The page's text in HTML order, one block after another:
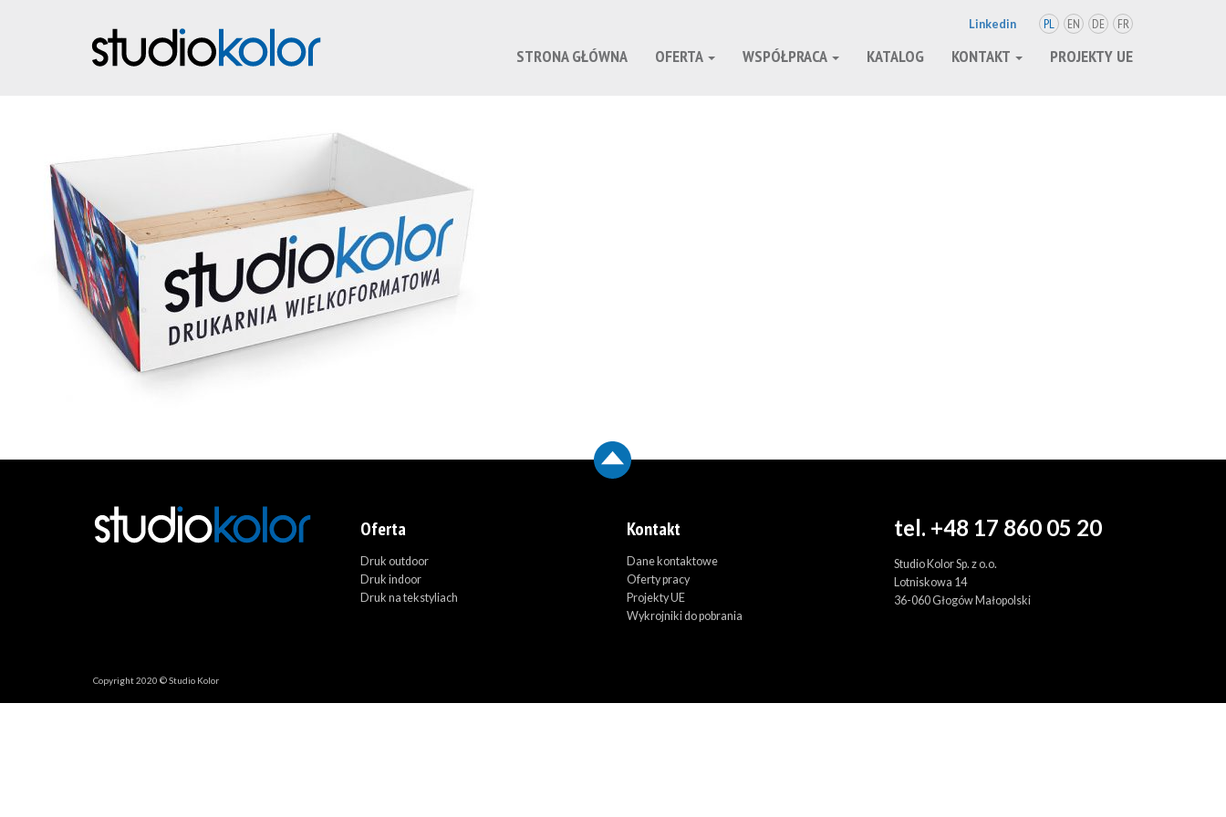
Linkedin PL EN DE FR
STRONA GŁÓWNA OFERTA WSPÓŁPRACA KATALOG KONTAKT PROJEKTY UE
Oferta
Druk outdoor
Druk indoor
Druk na tekstyliach
Kontakt
Dane kontaktowe
Oferty pracy
Projekty UE
Wykrojniki do pobrania
tel. +48 17 860 05 20
Studio Kolor Sp. z o.o.
Lotniskowa 14
36-060 Głogów Małopolski
Copyright 2020 © Studio Kolor